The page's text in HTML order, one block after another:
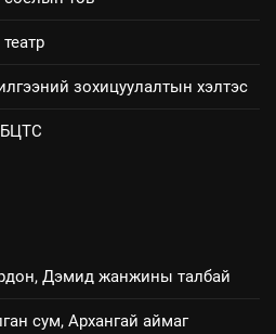
ЫН САЛБАР ЗӨВЛӨЛ
тайланд хийсэн
ТОД БАЙДАЛ
зохицуулалтын хэлтэс
Дэмид жанжины талбай
сум, Архангай аймаг